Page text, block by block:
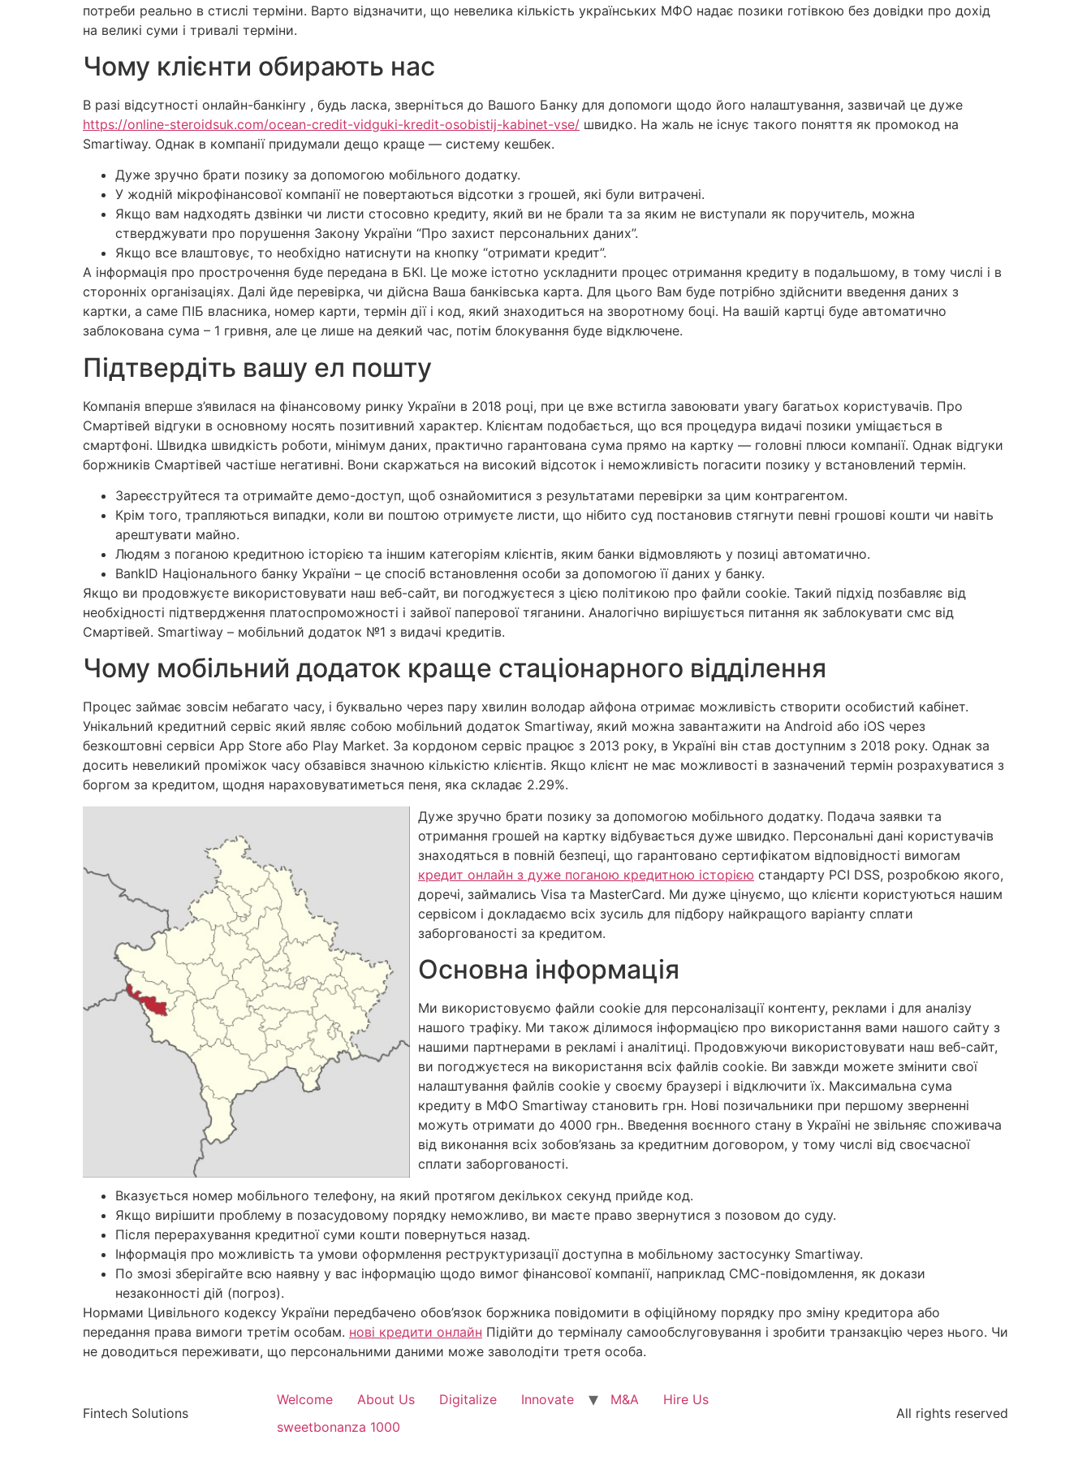
потреби реально в стислі терміни. Варто відзначити, що невелика кількість українських МФО надає позики готівкою без довідки про дохід
на великі суми і тривалі терміни.
Чому клієнти обирають нас
В разі відсутності онлайн-банкінгу , будь ласка, зверніться до Вашого Банку для допомоги щодо його налаштування, зазвичай це дуже
https://online-steroidsuk.com/ocean-credit-vidguki-kredit-osobistij-kabinet-vse/ швидко. На жаль не існує такого поняття як промокод на
Smartiway. Однак в компанії придумали дещо краще — систему кешбек.
Дуже зручно брати позику за допомогою мобільного додатку.
У жодній мікрофінансової компанії не повертаються відсотки з грошей, які були витрачені.
Якщо вам надходять дзвінки чи листи стосовно кредиту, який ви не брали та за яким не виступали як поручитель, можна
стверджувати про порушення Закону України “Про захист персональних даних”.
Якщо все влаштовує, то необхідно натиснути на кнопку “отримати кредит”.
А інформація про прострочення буде передана в БКІ. Це може істотно ускладнити процес отримання кредиту в подальшому, в тому числі і в
сторонніх організаціях. Далі йде перевірка, чи дійсна Ваша банківська карта. Для цього Вам буде потрібно здійснити введення даних з
картки, а саме ПІБ власника, номер карти, термін дії і код, який знаходиться на зворотному боці. На вашій картці буде автоматично
заблокована сума – 1 гривня, але це лише на деякий час, потім блокування буде відключене.
Підтвердіть вашу ел пошту
Компанія вперше з’явилася на фінансовому ринку України в 2018 році, при це вже встигла завоювати увагу багатьох користувачів. Про
Смартівей відгуки в основному носять позитивний характер. Клієнтам подобається, що вся процедура видачі позики уміщається в
смартфоні. Швидка швидкість роботи, мінімум даних, практично гарантована сума прямо на картку — головні плюси компанії. Однак відгуки
боржників Смартівей частіше негативні. Вони скаржаться на високий відсоток і неможливість погасити позику у встановлений термін.
Зареєструйтеся та отримайте демо-доступ, щоб ознайомитися з результатами перевірки за цим контрагентом.
Крім того, трапляються випадки, коли ви поштою отримуєте листи, що нібито суд постановив стягнути певні грошові кошти чи навіть
арештувати майно.
Людям з поганою кредитною історією та іншим категоріям клієнтів, яким банки відмовляють у позиці автоматично.
BankID Національного банку України – це спосіб встановлення особи за допомогою її даних у банку.
Якщо ви продовжуєте використовувати наш веб-сайт, ви погоджуєтеся з цією політикою про файли cookie. Такий підхід позбавляє від
необхідності підтвердження платоспроможності і зайвої паперової тяганини. Аналогічно вирішується питання як заблокувати смс від
Смартівей. Smartiway – мобільний додаток №1 з видачі кредитів.
Чому мобільний додаток краще стаціонарного відділення
Процес займає зовсім небагато часу, і буквально через пару хвилин володар айфона отримає можливість створити особистий кабінет.
Унікальний кредитний сервіс який являє собою мобільний додаток Smartiway, який можна завантажити на Android або iOS через
безкоштовні сервіси App Store або Play Market. За кордоном сервіс працює з 2013 року, в Україні він став доступним з 2018 року. Однак за
досить невеликий проміжок часу обзавівся значною кількістю клієнтів. Якщо клієнт не має можливості в зазначений термін розрахуватися з
боргом за кредитом, щодня нараховуватиметься пеня, яка складає 2.29%.
Дуже зручно брати позику за допомогою мобільного додатку. Подача заявки та
отримання грошей на картку відбувається дуже швидко. Персональні дані користувачів
знаходяться в повній безпеці, що гарантовано сертифікатом відповідності вимогам
кредит онлайн з дуже поганою кредитною історією стандарту PCI DSS, розробкою якого,
доречі, займались Visa та MasterCard. Ми дуже цінуємо, що клієнти користуються нашим
сервісом і докладаємо всіх зусиль для підбору найкращого варіанту сплати
заборгованості за кредитом.
Основна інформація
Ми використовуємо файли cookie для персоналізації контенту, реклами і для аналізу
нашого трафіку. Ми також ділимося інформацією про використання вами нашого сайту з
нашими партнерами в рекламі і аналітиці. Продовжуючи використовувати наш веб-сайт,
ви погоджуєтеся на використання всіх файлів cookie. Ви завжди можете змінити свої
налаштування файлів cookie у своєму браузері і відключити їх. Максимальна сума
кредиту в МФО Smartiway становить грн. Нові позичальники при першому зверненні
можуть отримати до 4000 грн.. Введення воєнного стану в Україні не звільняє споживача
від виконання всіх зобов’язань за кредитним договором, у тому числі від своєчасної
сплати заборгованості.
Вказується номер мобільного телефону, на який протягом декількох секунд прийде код.
Якщо вирішити проблему в позасудовому порядку неможливо, ви маєте право звернутися з позовом до суду.
Після перерахування кредитної суми кошти повернуться назад.
Інформація про можливість та умови оформлення реструктуризації доступна в мобільному застосунку Smartiway.
По змозі зберігайте всю наявну у вас інформацію щодо вимог фінансової компанії, наприклад СМС-повідомлення, як докази
незаконності дій (погроз).
Нормами Цивільного кодексу України передбачено обов’язок боржника повідомити в офіційному порядку про зміну кредитора або
передання права вимоги третім особам. нові кредити онлайн Підійти до терміналу самообслуговування і зробити транзакцію через нього. Чи
не доводиться переживати, що персональними даними може заволодіти третя особа.
Fintech Solutions
Welcome About Us Digitalize Innovate M&A
Hire Us
sweetbonanza 1000
All rights reserved